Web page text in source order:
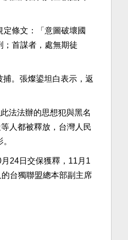
條文：「意圖破壞國
；首謀者，處無期徒
。張燦鍙坦白表示，返
法法辦的思想犯與黑名
人都被釋放，台灣人民
24日交保獲釋，11月1
台獨聯盟總本部副主席